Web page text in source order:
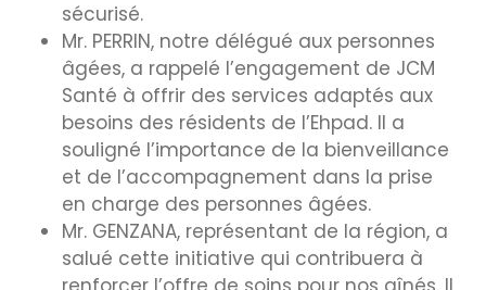
sécurisé.
Mr. PERRIN, notre délégué aux personnes
âgées, a rappelé l’engagement de JCM
Santé à offrir des services adaptés aux
besoins des résidents de l’Ehpad. Il a
souligné l’importance de la bienveillance
et de l’accompagnement dans la prise
en charge des personnes âgées.
Mr. GENZANA, représentant de la région, a
salué cette initiative qui contribuera à